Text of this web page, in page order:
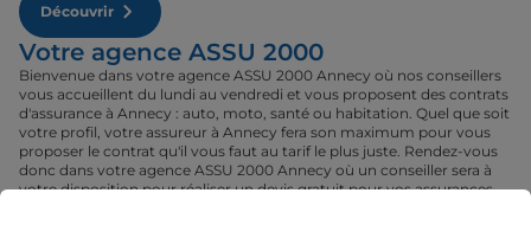
Découvrir
Votre agence ASSU 2000
Bienvenue dans votre agence ASSU 2000 Annecy où nos conseillers
vous accueillent du lundi au vendredi et vous proposent des contrats
d'assurance à Annecy : auto, moto, santé ou habitation. Quel que soit
votre profil, votre assureur à Annecy fera son maximum pour vous
proposer le contrat qu'il vous faut au tarif le plus juste. Rendez-vous
donc dans votre agence ASSU 2000 Annecy où un conseiller sera à
votre disposition pour réaliser un devis gratuit pour vos assurances